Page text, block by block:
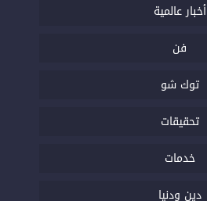
أخبار عالمية
فن
توك شو
تحقيقات
خدمات
دين ودنيا